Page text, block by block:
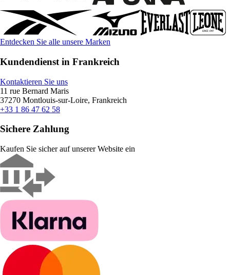
Entdecken Sie alle unsere Marken
Kundendienst in Frankreich
Kontaktieren Sie uns
11 rue Bernard Maris
37270 Montlouis-sur-Loire, Frankreich
+33 1 86 47 62 58
Sichere Zahlung
Kaufen Sie sicher auf unserer Website ein